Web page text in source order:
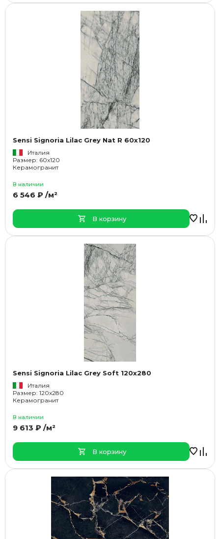
Sensi Signoria Lilac Grey Nat R 60x120
Италия
Размер: 60x120
Керамогранит
В наличии
6 546 ₽ /м²
В корзину
Sensi Signoria Lilac Grey Soft 120x280
Италия
Размер: 120x280
Керамогранит
В наличии
9 613 ₽ /м²
В корзину